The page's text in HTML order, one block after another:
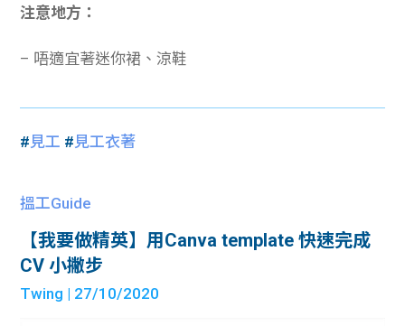
注意地方：
– 唔適宜著迷你裙、涼鞋
# 見工 # 見工衣著
搵工Guide
【我要做精英】用Canva template 快速完成
CV 小撇步
Twing | 27/10/2020